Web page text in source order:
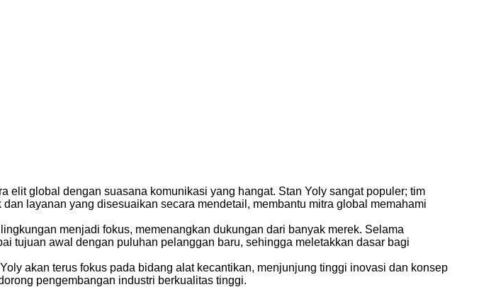
elit global dengan suasana komunikasi yang hangat. Stan Yoly sangat populer; tim
layanan yang disesuaikan secara mendetail, membantu mitra global memahami
menjadi fokus, memenangkan dukungan dari banyak merek. Selama
tujuan awal dengan puluhan pelanggan baru, sehingga meletakkan dasar bagi
akan terus fokus pada bidang alat kecantikan, menjunjung tinggi inovasi dan konsep
pengembangan industri berkualitas tinggi.